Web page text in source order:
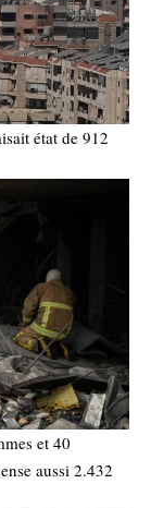
état de 912
et 40
aussi 2.432